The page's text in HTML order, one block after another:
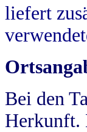
liefert
Bei den
Herkunft.